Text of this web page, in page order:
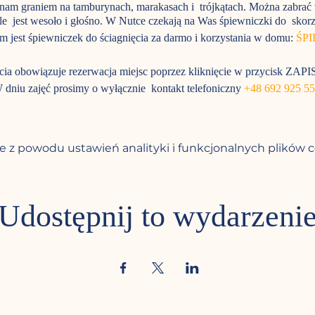
graniem na tamburynach, marakasach i trójkątach. Można
jest wesoło i głośno. W Nutce czekają na Was śpiewniczki do
jest śpiewniczek do ściagnięcia za darmo i korzystania w domu:
obowiązuje rezerwacja miejsc poprzez kliknięcie w przycisk
dniu zajęć prosimy o wyłącznie kontakt telefoniczny+48 692 925
buty zdejmujemy dopiero przed salą;
skarpetki, ze względów higienicznych nie można wchodzić boso, w
ochraniacze na obuwie;
ewentualnie jeszcze naszych muzyków;
nie dotrzeć na spotkanie bardzo prosimy o wiadomość smsem na
z powodu ustawień analityki i funkcjonalnych plików
to